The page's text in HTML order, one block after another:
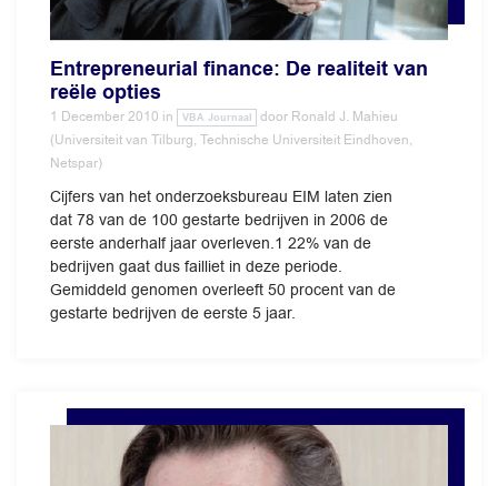
Entrepreneurial finance: De realiteit van
reële opties
1 December 2010 in VBA Journaal door Ronald J. Mahieu
(Universiteit van Tilburg, Technische Universiteit Eindhoven,
Netspar)
Cijfers van het onderzoeksbureau EIM laten zien
dat 78 van de 100 gestarte bedrijven in 2006 de
eerste anderhalf jaar overleven.1 22% van de
bedrijven gaat dus failliet in deze periode.
Gemiddeld genomen overleeft 50 procent van de
gestarte bedrijven de eerste 5 jaar.